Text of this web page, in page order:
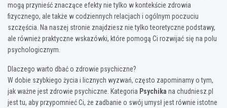
mogą przynieść znaczące efekty nie tylko w kontekście zdrowia
fizycznego, ale także w codziennych relacjach i ogólnym poczuciu
szczęścia. Na naszej stronie znajdziesz nie tylko teoretyczne podstawy,
ale również praktyczne wskazówki, które pomogą Ci rozwijać się na polu
psychologicznym.
Dlaczego warto dbać o zdrowie psychiczne?
W dobie szybkiego życia i licznych wyzwań, często zapominamy o tym,
jak ważne jest zdrowie psychiczne. Kategoria Psychika na chudniesz.pl
jest tu, aby przypomnieć Ci, że zadbanie o swój umysł jest równie istotne